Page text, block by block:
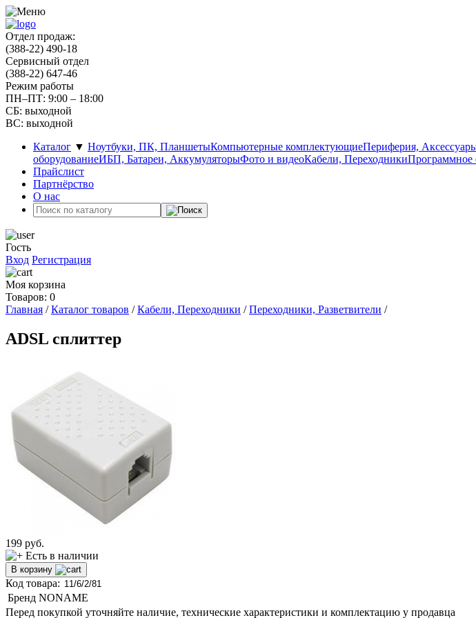
Отдел продаж:
(388-22) 490-18
Сервисный отдел
(388-22) 647-46
Режим работы
ПН–ПТ: 9:00 – 18:00
СБ: выходной
ВС: выходной
Каталог ▼ Ноутбуки, ПК, ПланшетыКомпьютерные комплектующиеПериферия,
оборудованиеИБП, Батареи, АккумуляторыФото и видеоКабели, ПереходникиПрограммное
Прайслист
Партнёрство
О нас
Гость
Вход Регистрация
Моя корзина
Товаров: 0
Главная /Каталог товаров /Кабели, Переходники /Переходники, Разветвители /
ADSL сплиттер
199 руб.
Есть в наличии
В корзину
Код товара:
Бренд NONAME
Перед покупкой уточняйте наличие, технические характеристики и комплектацию у продавца